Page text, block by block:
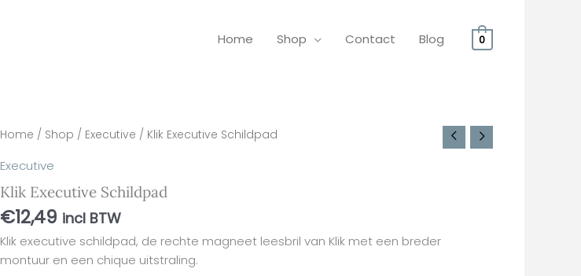
Home Shop Contact Blog 0
Home / Shop / Executive / Klik Executive Schildpad
Executive
Klik Executive Schildpad
€12,49 incl BTW
Klik executive schildpad, de rechte magneet leesbril van Klik met een breder
montuur en een chique uitstraling.
Klik
Schildpad
aantal